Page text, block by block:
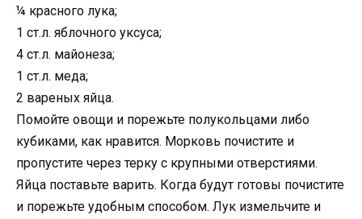
¼ красного лука;
1 ст.л. яблочного уксуса;
4 ст.л. майонеза;
1 ст.л. меда;
2 вареных яйца.
Помойте овощи и порежьте полукольцами либо
кубиками, как нравится. Морковь почистите и
пропустите через терку с крупными отверстиями.
Яйца поставьте варить. Когда будут готовы почистите
и порежьте удобным способом. Лук измельчите и